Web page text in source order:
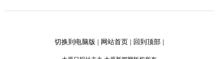
切换到电脑版 | 网站首页| 回到顶部|